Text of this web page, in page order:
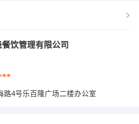
饮管理有限公司
路4号乐百隆广场二楼办公室